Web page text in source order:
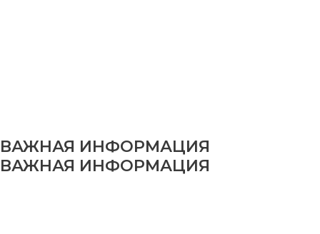
ВАЖНАЯ ИНФОРМАЦИЯ
ВАЖНАЯ ИНФОРМАЦИЯ